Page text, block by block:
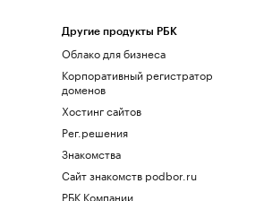
Другие продукты РБК
Облако для бизнеса
Корпоративный регистратор
доменов
Хостинг сайтов
Рег.решения
Знакомства
Сайт знакомств podbor.ru
РБК Компании